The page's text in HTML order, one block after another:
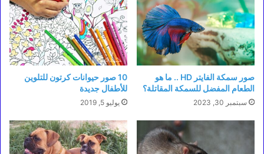
صور سمكة الفايتر HD .. ما هو
الطعام المفضل للسمكة المقاتلة؟
سبتمبر 30, 2023
10 صور حيوانات كرتون للتلوين
للأطفال جديدة
يوليو 5, 2019